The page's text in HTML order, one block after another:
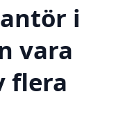
i
vara
flera